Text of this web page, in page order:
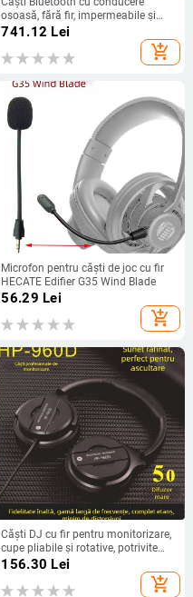
osoasă, fără fir, impermeabile și
rezistente la transpirație, pentru
alergare, ciclism și fitness, purtare
în jurul gâtului
741.12 Lei
add_shopping_cart
Microfon pentru căști de joc cu fir
HECATE Edifier G35 Wind Blade
56.29 Lei
add_shopping_cart
Căști DJ cu fir pentru monitorizare,
cupe pliabile și rotative, potrivite
pentru pian electric, tastatură
electronică și chitară – difuzoare de
50 mm, impedanță 32 Ω, 20 Hz–20
156.30 Lei
add_shopping_cart